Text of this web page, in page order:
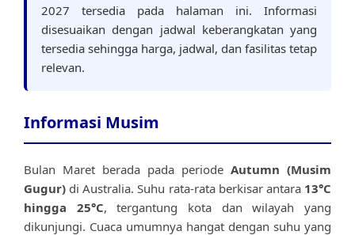
2027 tersedia pada halaman ini. Informasi
disesuaikan dengan jadwal keberangkatan yang
tersedia sehingga harga, jadwal, dan fasilitas tetap
relevan.
Informasi Musim
Bulan Maret berada pada periode Autumn (Musim
Gugur) di Australia. Suhu rata-rata berkisar antara 13°C
hingga 25°C, tergantung kota dan wilayah yang
dikunjungi. Cuaca umumnya hangat dengan suhu yang